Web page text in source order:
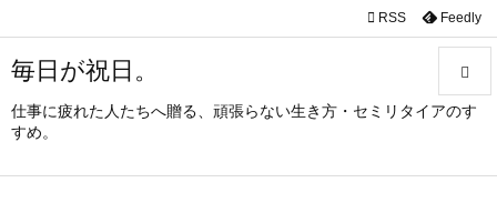
毎日が祝日。
仕事に疲れた人たちへ贈る、頑張らない生き方・セミリタイアのす
すめ。


 RSS Feedly